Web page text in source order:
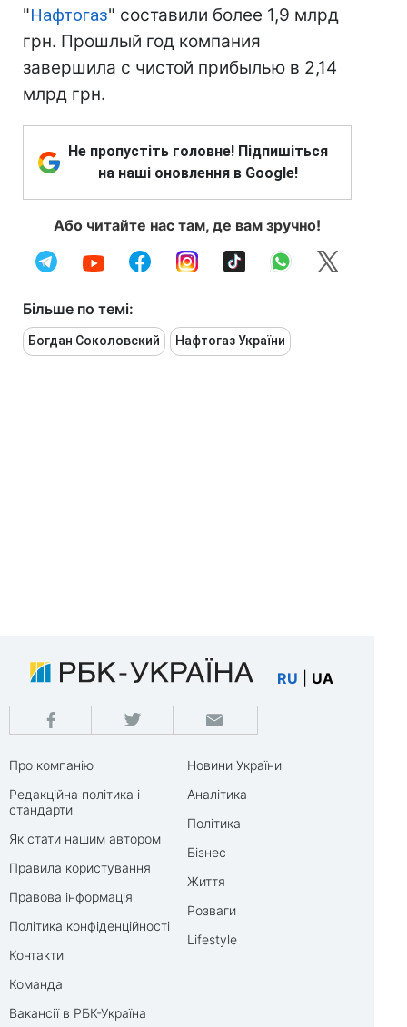
"Нафтогаз" составили более 1,9 млрд
грн. Прошлый год компания
завершила с чистой прибылью в 2,14
млрд грн.
Не пропустіть головне! Підпишіться
на наші оновлення в Google!
Або читайте нас там, де вам зручно!
Більше по темі:
Богдан Соколовский Нафтогаз України
RU UA
Про компанію
Редакційна політика і
стандарти
Як стати нашим автором
Правила користування
Правова інформація
Політика конфіденційності
Контакти
Команда
Вакансії в РБК-Україна
Новини України
Аналітика
Політика
Бізнес
Життя
Розваги
Lifestyle